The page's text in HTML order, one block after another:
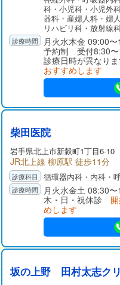
科・小児科・小児外
器科・産婦人科・婦
リハビリ科・放射線
月火水木金 09:00
予約制 受付8:30
診療日時が異なり
おすすめします
柴田医院
岩手県北上市新穀町1丁目6-10
JR北上線 柳原駅 徒歩11分
循環器内科・内科・
月火水金土 08:30
木・日・祝休診
めします
坂の上野 田村太志ク